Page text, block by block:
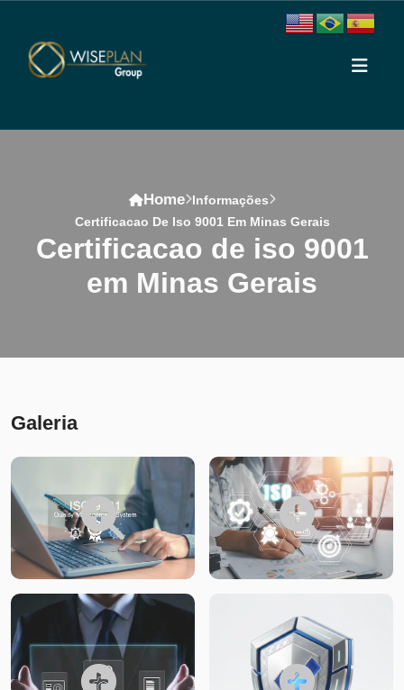
Home Informações
Certificacao De Iso 9001 Em Minas Gerais
certificacao de iso 9001
em Minas Gerais
Galeria